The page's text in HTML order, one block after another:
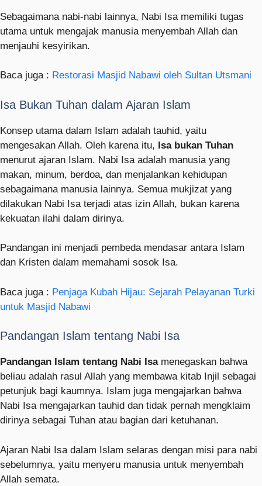
Sebagaimana nabi-nabi lainnya, Nabi Isa memiliki tugas
utama untuk mengajak manusia menyembah Allah dan
menjauhi kesyirikan.
Baca juga : Restorasi Masjid Nabawi oleh Sultan Utsmani
Isa Bukan Tuhan dalam Ajaran Islam
Konsep utama dalam Islam adalah tauhid, yaitu
mengesakan Allah. Oleh karena itu, Isa bukan Tuhan
menurut ajaran Islam. Nabi Isa adalah manusia yang
makan, minum, berdoa, dan menjalankan kehidupan
sebagaimana manusia lainnya. Semua mukjizat yang
dilakukan Nabi Isa terjadi atas izin Allah, bukan karena
kekuatan ilahi dalam dirinya.
Pandangan ini menjadi pembeda mendasar antara Islam
dan Kristen dalam memahami sosok Isa.
Baca juga : Penjaga Kubah Hijau: Sejarah Pelayanan Turki
untuk Masjid Nabawi
Pandangan Islam tentang Nabi Isa
Pandangan Islam tentang Nabi Isamenegaskan bahwa
beliau adalah rasul Allah yang membawa kitab Injil sebagai
petunjuk bagi kaumnya. Islam juga mengajarkan bahwa
Nabi Isa mengajarkan tauhid dan tidak pernah mengklaim
dirinya sebagai Tuhan atau bagian dari ketuhanan.
Ajaran Nabi Isa dalam Islam selaras dengan misi para nabi
sebelumnya, yaitu menyeru manusia untuk menyembah
Allah semata.